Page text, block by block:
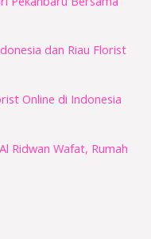
dan Riau Florist
Online di Indonesia
Ridwan Wafat, Rumah